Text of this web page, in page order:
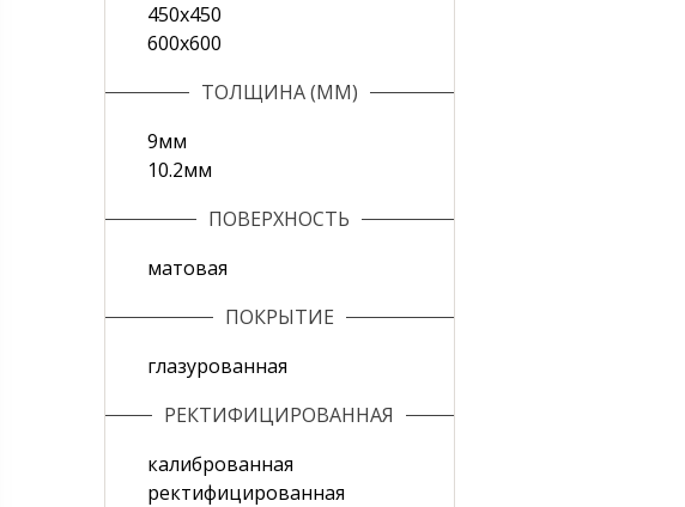
450х450
600х600
ТОЛЩИНА (ММ)
9мм
10.2мм
ПОВЕРХНОСТЬ
матовая
ПОКРЫТИЕ
глазурованная
РЕКТИФИЦИРОВАННАЯ
калиброванная
ректифицированная